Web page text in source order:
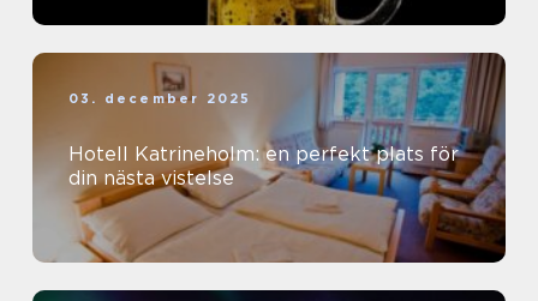
03. december 2025
Hotell Katrineholm: en perfekt plats för
din nästa vistelse